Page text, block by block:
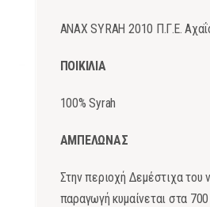
ANAX SYRAH 2010 Π.Γ.Ε.
ΠΟΙΚΙΛΙΑ
100% Syrah
ΑΜΠΕΛΩΝΑΣ
Στην περιοχή Δεμέστιχα
παραγωγή κυμαίνεται στα